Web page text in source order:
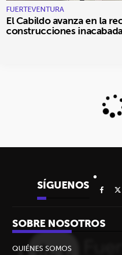
FUERTEVENTURA
El Cabildo avanza en la
construcciones
SÍGUENOS
SOBRE NOSOTROS
QUIÉNES SOMOS